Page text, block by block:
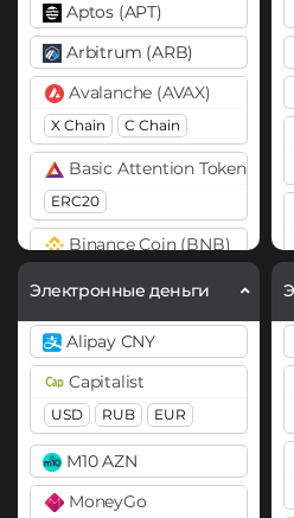
Aptos (APT)
Arbitrum (ARB)
Avalanche (AVAX)
X Chain C Chain
Basic Attention Token (BAT)
ERC20
Binance Coin (BNB)
Bitcoin (BTC)
BTC BEP20
OP
ARB
AVAXC
Bitcoin Cash (BCH)
Bitcoin SV (BSV)
BitTorrent (BTT)
Электронные деньги
Alipay CNY
Capitalist
USD RUB EUR
M10 AZN
MoneyGo